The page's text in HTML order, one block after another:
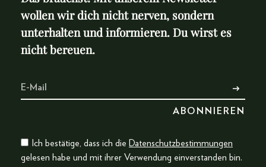
wollen wir dich nicht nerven, sondern
unterhalten und informieren. Du wirst es
nicht bereuen.
Ich bestätige, dass ich die Datenschutzbestimmungen
gelesen habe und mit ihrer Verwendung einverstanden bin.